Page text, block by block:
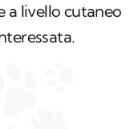
a livello cutaneo